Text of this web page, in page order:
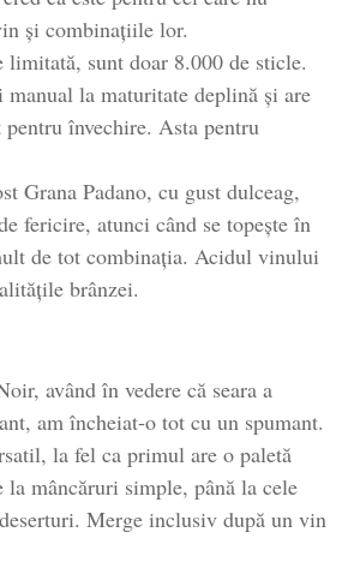
și combinațiile lor.
sunt doar 8.000 de sticle.
la maturitate deplină și are
învechire. Asta pentru
Grana Padano, cu gust dulceag,
fericire, atunci când se topește în
de tot combinația. Acidul vinului
brânzei.
având în vedere că seara a
am încheiat-o tot cu un spumant.
la fel ca primul are o paletă
la mâncăruri simple, până la cele
Merge inclusiv după un vin